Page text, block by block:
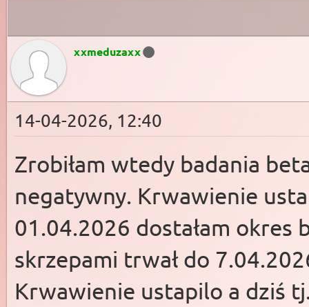
xxmeduzaxx
14-04-2026, 12:40
Zrobiłam wtedy badania
negatywny. Krwawienie
01.04.2026 dostałam okres
skrzepami trwał do
Krwawienie ustapilo a dziś